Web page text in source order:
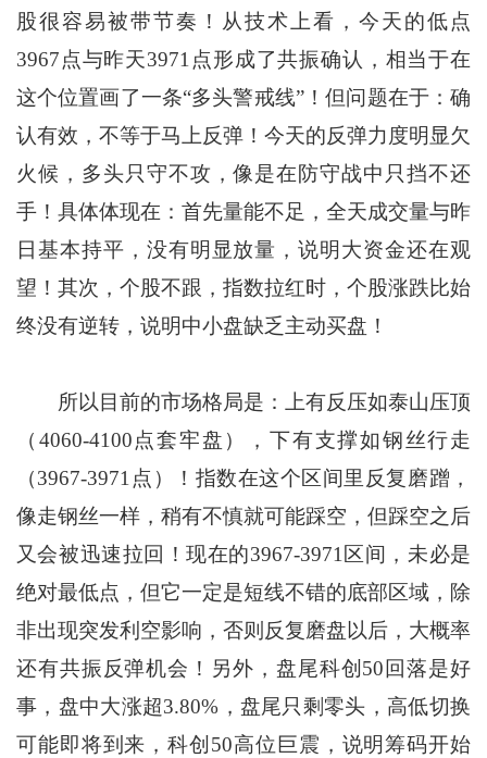
股很容易被带节奏！从技术上看，今天的低点
3967点与昨天3971点形成了共振确认，相当于在
这个位置画了一条“多头警戒线”！但问题在于：确
认有效，不等于马上反弹！今天的反弹力度明显欠
火候，多头只守不攻，像是在防守战中只挡不还
手！具体体现在：首先量能不足，全天成交量与昨
日基本持平，没有明显放量，说明大资金还在观
望！其次，个股不跟，指数拉红时，个股涨跌比始
终没有逆转，说明中小盘缺乏主动买盘！
所以目前的市场格局是：上有反压如泰山压顶
（4060-4100点套牢盘），下有支撑如钢丝行走
（3967-3971点）！指数在这个区间里反复磨蹭，
像走钢丝一样，稍有不慎就可能踩空，但踩空之后
又会被迅速拉回！现在的3967-3971区间，未必是
绝对最低点，但它一定是短线不错的底部区域，除
非出现突发利空影响，否则反复磨盘以后，大概率
还有共振反弹机会！另外，盘尾科创50回落是好
事，盘中大涨超3.80%，盘尾只剩零头，高低切换
可能即将到来，科创50高位巨震，说明筹码开始